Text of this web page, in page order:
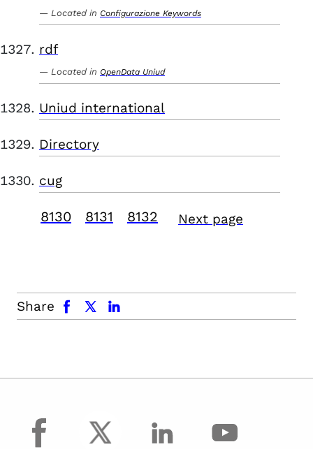
Located in Configurazione Keywords
rdf
Located in OpenData Uniud
Uniud international
Directory
cug
8130 8131 8132 Next page
Share
facebook x.com linkedin
facebook